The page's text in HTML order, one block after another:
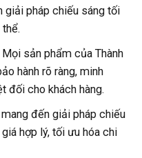
giải pháp chiếu sáng tối
Mọi sản phẩm của Thành
hành rõ ràng, minh
đối cho khách hàng.
đến giải pháp chiếu
hợp lý, tối ưu hóa chi